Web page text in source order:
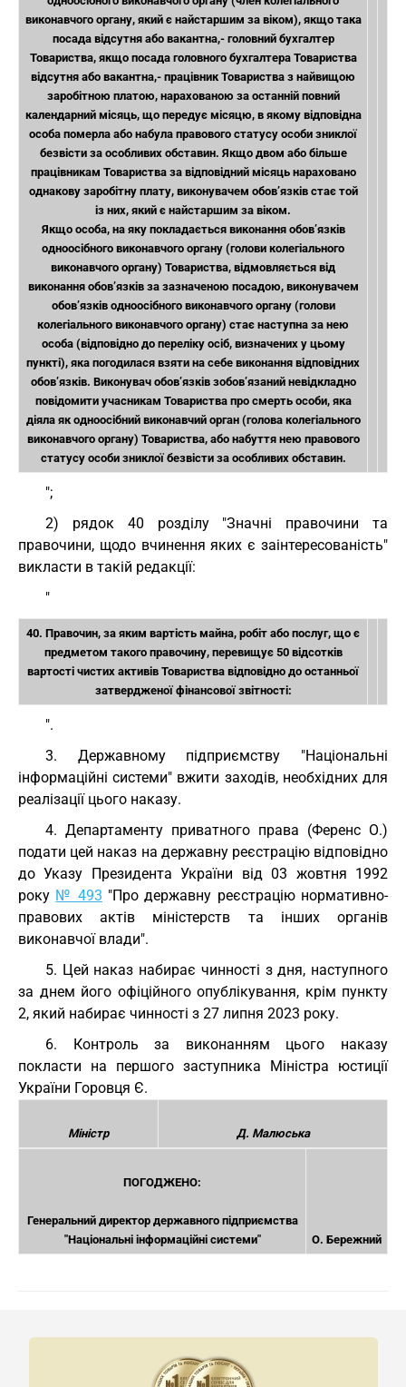
виконавчого органу, який є найстаршим за віком), якщо така
посада відсутня або вакантна,- головний бухгалтер
Товариства, якщо посада головного бухгалтера Товариства
відсутня або вакантна,- працівник Товариства з найвищою
заробітною платою, нарахованою за останній повний
календарний місяць, що передує місяцю, в якому відповідна
особа померла або набула правового статусу особи зниклої
безвісти за особливих обставин. Якщо двом або більше
працівникам Товариства за відповідний місяць нараховано
однакову заробітну плату, виконувачем обов’язків стає той
із них, який є найстаршим за віком.
Якщо особа, на яку покладається виконання обов’язків
одноосібного виконавчого органу (голови колегіального
виконавчого органу) Товариства, відмовляється від
виконання обов’язків за зазначеною посадою, виконувачем
обов’язків одноосібного виконавчого органу (голови
колегіального виконавчого органу) стає наступна за нею
особа (відповідно до переліку осіб, визначених у цьому
пункті), яка погодилася взяти на себе виконання відповідних
обов’язків. Виконувач обов’язків зобов’язаний невідкладно
повідомити учасникам Товариства про смерть особи, яка
діяла як одноосібний виконавчий орган (голова колегіального
виконавчого органу) Товариства, або набуття нею правового
статусу особи зниклої безвісти за особливих обставин.
";
2) рядок 40 розділу "Значні правочини та
правочини, щодо вчинення яких є заінтересованість"
викласти в такій редакції:
"
40. Правочин, за яким вартість майна, робіт або послуг, що є
предметом такого правочину, перевищує 50 відсотків
вартості чистих активів Товариства відповідно до останньої
затвердженої фінансової звітності:
".
3. Державному підприємству "Національні
інформаційні системи" вжити заходів, необхідних для
реалізації цього наказу.
4. Департаменту приватного права (Ференс О.)
подати цей наказ на державну реєстрацію відповідно
до Указу Президента України від 03 жовтня 1992
року № 493 "Про державну реєстрацію нормативно-
правових актів міністерств та інших органів
виконавчої влади".
5. Цей наказ набирає чинності з дня, наступного
за днем його офіційного опублікування, крім пункту
2, який набирає чинності з 27 липня 2023 року.
6. Контроль за виконанням цього наказу
покласти на першого заступника Міністра юстиції
України Горовця Є.
Міністр Д. Малюська
ПОГОДЖЕНО:
Генеральний директор державного підприємства
"Національні інформаційні системи"
О. Бережний